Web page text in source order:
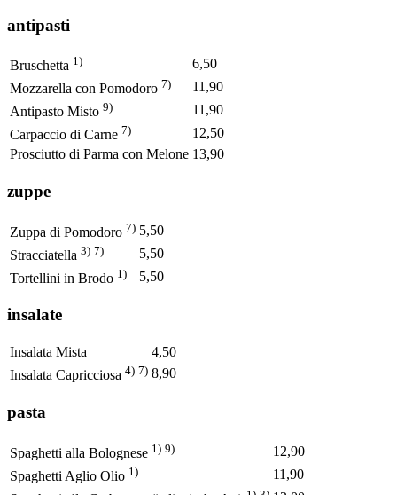
antipasti
Bruschetta 1)
6,50
Mozzarella con Pomodoro 7)
11,90
Antipasto Misto 9)
11,90
Carpaccio di Carne 7)
12,50
Prosciutto di Parma con Melone 13,90
zuppe
Zuppa di Pomodoro 7) 5,50
Stracciatella 3) 7)
5,50
Tortellini in Brodo 1) 5,50
insalate
Insalata Mista
4,50
Insalata Capricciosa 4) 7) 8,90
pasta
Spaghetti alla Bolognese 1) 9)
12,90
Spaghetti Aglio Olio 1)
11,90